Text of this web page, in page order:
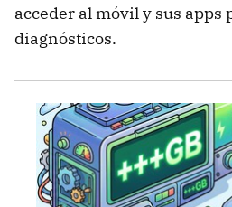
acceder al móvil y sus apps
diagnósticos.